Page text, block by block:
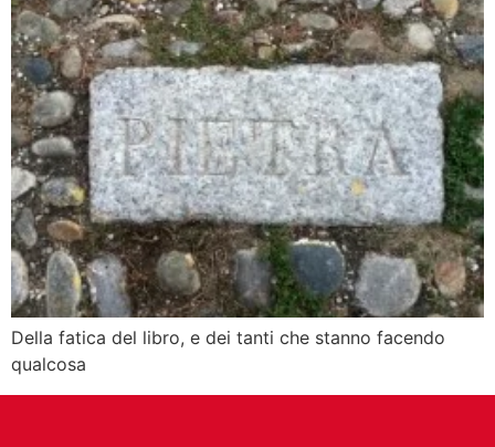
Della fatica del libro, e dei tanti che stanno facendo
qualcosa